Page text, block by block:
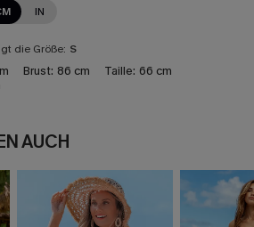
IN
die Größe: S
Brust: 86 cm Taille: 66 cm
AUCH